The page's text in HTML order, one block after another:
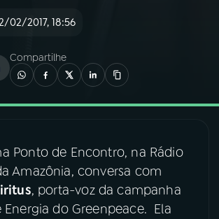
02/2017, 18:56
Compartilhe
Ponto de Encontro, na Rádio
Amazônia, conversa com
, porta-voz da campanha
Energia do Greenpeace. Ela